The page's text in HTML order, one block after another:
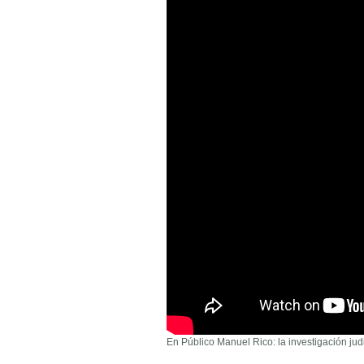
En Público Manuel Rico: la investigación